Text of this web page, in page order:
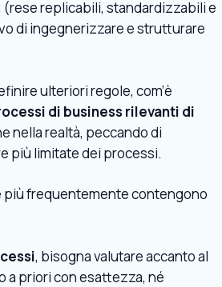
(rese replicabili, standardizzabili e
di ingegnerizzare e strutturare
ulteriori regole, com’è
di business rilevanti di
nella realtà, peccando di
più limitate dei processi.
più frequentemente contengono
, bisogna valutare accanto al
a priori con esattezza, né